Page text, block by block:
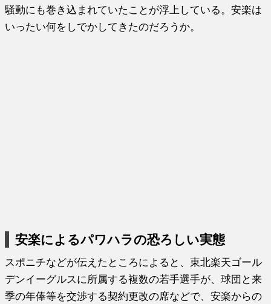
騒動にも巻き込まれていたことが浮上している。安楽は
いったい何をしでかしてきたのだろうか。
安楽によるパワハラの恐ろしい実態
スポニチなどが伝えたところによると、東北楽天ゴール
デンイーグルスに所属する複数の若手選手が、球団と来
季の年俸等を交渉する契約更改の席などで、安楽からの